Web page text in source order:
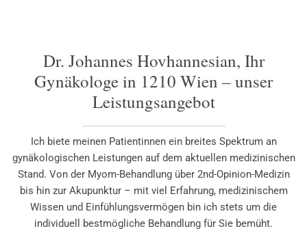
Dr. Johannes Hovhannesian, Ihr
Gynäkologe in 1210 Wien – unser
Leistungsangebot
Ich biete meinen Patientinnen ein breites Spektrum an
gynäkologischen Leistungen auf dem aktuellen medizinischen
Stand. Von der Myom-Behandlung über 2nd-Opinion-Medizin
bis hin zur Akupunktur – mit viel Erfahrung, medizinischem
Wissen und Einfühlungsvermögen bin ich stets um die
individuell bestmögliche Behandlung für Sie bemüht.